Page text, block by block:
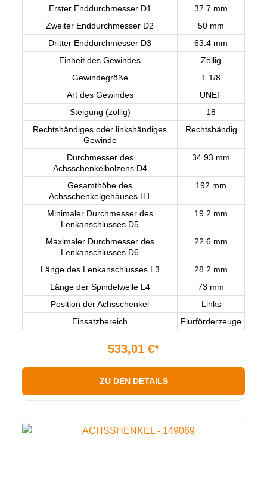
Erster Enddurchmesser D1
37.7 mm
Zweiter Enddurchmesser D2
50 mm
Dritter Enddurchmesser D3
63.4 mm
Einheit des Gewindes
Zöllig
Gewindegröße
1 1/8
Art des Gewindes
UNEF
Steigung (zöllig)
18
Rechtshändiges oder linkshändiges
Gewinde
Rechtshändig
Durchmesser des
Achsschenkelbolzens D4
34.93 mm
Gesamthöhe des
Achsschenkelgehäuses H1
192 mm
Minimaler Durchmesser des
Lenkanschlusses D5
19.2 mm
Maximaler Durchmesser des
Lenkanschlusses D6
22.6 mm
Länge des Lenkanschlusses L3
28.2 mm
Länge der Spindelwelle L4
73 mm
Position der Achsschenkel
Links
Einsatzbereich
Flurförderzeuge
533,01 €*
ZU DEN DETAILS